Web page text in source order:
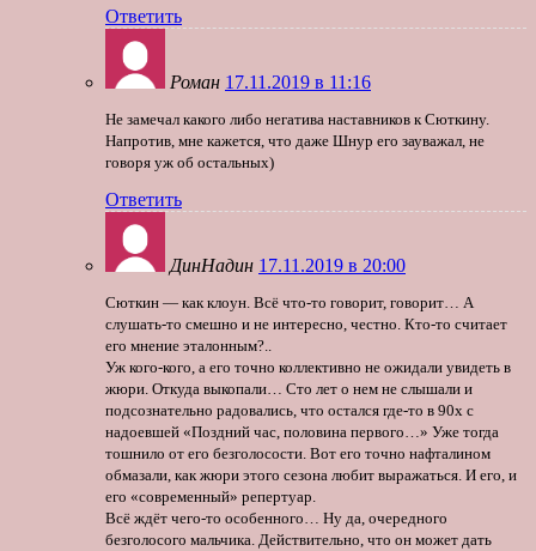
Ответить
Роман 17.11.2019 в 11:16
Не замечал какого либо негатива наставников к Сюткину.
Напротив, мне кажется, что даже Шнур его зауважал, не
говоря уж об остальных)
Ответить
ДинНадин 17.11.2019 в 20:00
Сюткин — как клоун. Всё что-то говорит, говорит… А
слушать-то смешно и не интересно, честно. Кто-то считает
его мнение эталонным?..
Уж кого-кого, а его точно коллективно не ожидали увидеть в
жюри. Откуда выкопали… Сто лет о нем не слышали и
подсознательно радовались, что остался где-то в 90х с
надоевшей «Поздний час, половина первого…» Уже тогда
тошнило от его безголосости. Вот его точно нафталином
обмазали, как жюри этого сезона любит выражаться. И его, и
его «современный» репертуар.
Всё ждёт чего-то особенного… Ну да, очередного
безголосого мальчика. Действительно, что он может дать